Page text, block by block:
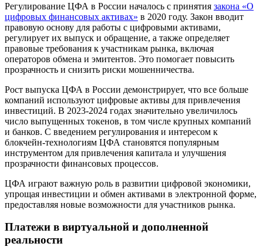
Регулирование ЦФА в России началось с принятия закона «О
цифровых финансовых активах» в 2020 году. Закон вводит
правовую основу для работы с цифровыми активами,
регулирует их выпуск и обращение, а также определяет
правовые требования к участникам рынка, включая
операторов обмена и эмитентов. Это помогает повысить
прозрачность и снизить риски мошенничества.
Рост выпуска ЦФА в России демонстрирует, что все больше
компаний используют цифровые активы для привлечения
инвестиций. В 2023-2024 годах значительно увеличилось
число выпущенных токенов, в том числе крупных компаний
и банков. С введением регулирования и интересом к
блокчейн-технологиям ЦФА становятся популярным
инструментом для привлечения капитала и улучшения
прозрачности финансовых процессов.
ЦФА играют важную роль в развитии цифровой экономики,
упрощая инвестиции и обмен активами в электронной форме,
предоставляя новые возможности для участников рынка.
Платежи в виртуальной и дополненной
реальности